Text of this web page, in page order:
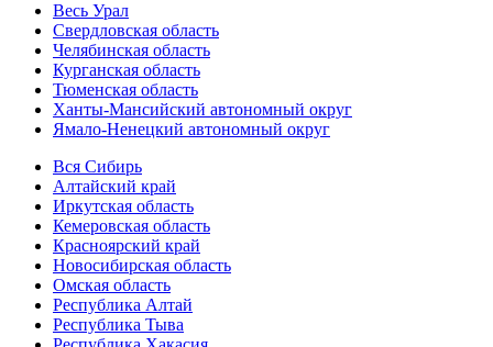
Весь Урал
Свердловская область
Челябинская область
Курганская область
Тюменская область
Ханты-Мансийский автономный округ
Ямало-Ненецкий автономный округ
Вся Сибирь
Алтайский край
Иркутская область
Кемеровская область
Красноярский край
Новосибирская область
Омская область
Республика Алтай
Республика Тыва